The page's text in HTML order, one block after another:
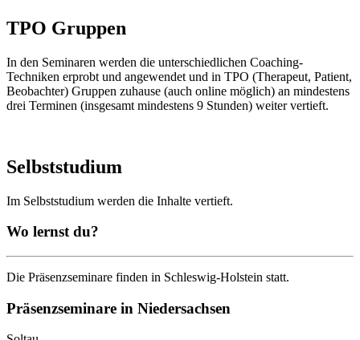
TPO Gruppen
In den Seminaren werden die unterschiedlichen Coaching-
Techniken erprobt und angewendet und in TPO (Therapeut, Patient,
Beobachter) Gruppen zuhause (auch online möglich) an mindestens
drei Terminen (insgesamt mindestens 9 Stunden) weiter vertieft.
Selbststudium
Im Selbststudium werden die Inhalte vertieft.
Wo lernst du?
Die Präsenzseminare finden in Schleswig-Holstein statt.
Präsenzseminare in Niedersachsen